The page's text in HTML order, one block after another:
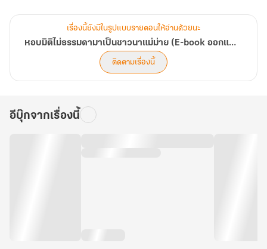
book
ออก
แล้ว)
เรื่องนี้ยังมีในรูปแบบรายตอนให้อ่านด้วยนะ
หอบมิติไม่ธรรมดามาเป็นชาวนาแม่ม่าย (E-book ออกแล้ว)
ติดตามเรื่องนี้
อีบุ๊กจากเรื่องนี้